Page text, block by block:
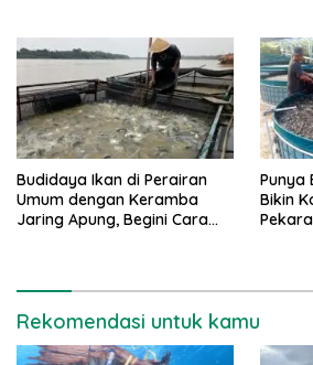
Budidaya Ikan di Perairan
Umum dengan Keramba
Jaring Apung, Begini Cara
Punya
Bikin
Rekomendasi untuk kamu